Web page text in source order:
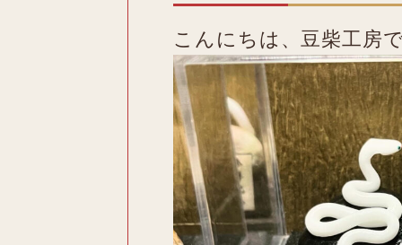
こんにちは、豆柴工房